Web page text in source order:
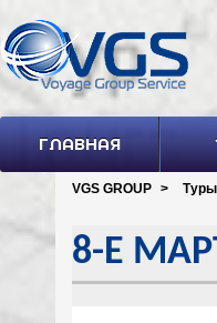
ГЛАВНАЯ
VGS GROUP > Туры
8-Е